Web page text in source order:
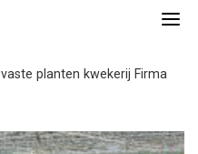
planten kwekerij Firma